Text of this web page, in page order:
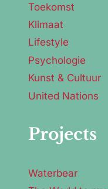
Toekomst
Klimaat
Lifestyle
Psychologie
Kunst & Cultuur
United Nations
Projects
Waterbear